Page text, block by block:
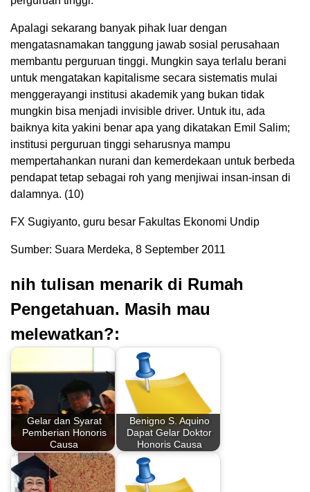
Apalagi sekarang banyak pihak luar dengan
mengatasnamakan tanggung jawab sosial perusahaan
membantu perguruan tinggi. Mungkin saya terlalu berani
untuk mengatakan kapitalisme secara sistematis mulai
menggerayangi institusi akademik yang bukan tidak
mungkin bisa menjadi invisible driver. Untuk itu, ada
baiknya kita yakini benar apa yang dikatakan Emil Salim;
institusi perguruan tinggi seharusnya mampu
mempertahankan nurani dan kemerdekaan untuk berbeda
pendapat tetap sebagai roh yang menjiwai insan-insan di
dalamnya. (10)
FX Sugiyanto, guru besar Fakultas Ekonomi Undip
Sumber: Suara Merdeka, 8 September 2011
nih tulisan menarik di Rumah
Pengetahuan. Masih mau
melewatkan?:
Gelar dan Syarat
Pemberian Honoris
Causa
Benigno S. Aquino
Dapat Gelar Doktor
Honoris Causa